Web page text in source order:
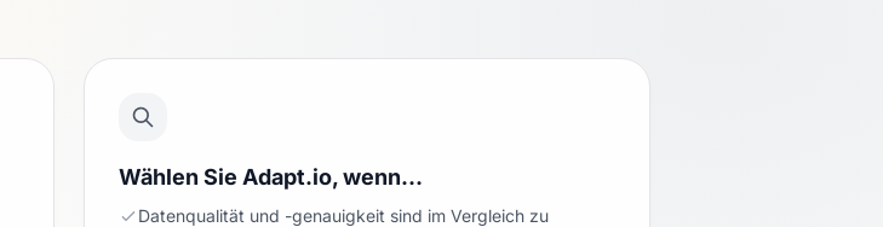
Wählen Sie Adapt.io, wenn…
Datenqualität und -genauigkeit sind im Vergleich zu